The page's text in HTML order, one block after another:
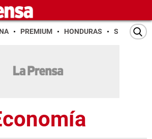
PREMIUM HONDURAS SAN PEDRO